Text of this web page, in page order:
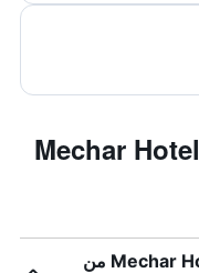
الأسئلة الشائعة عند حجز Mechar Hotel
ما مدى قرب Mechar Hotel Shengze Suzhou من